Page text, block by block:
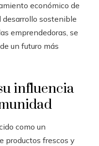
económico de
desarrollo sostenible
emprendedoras, se
un futuro más
influencia
como un
productos frescos y